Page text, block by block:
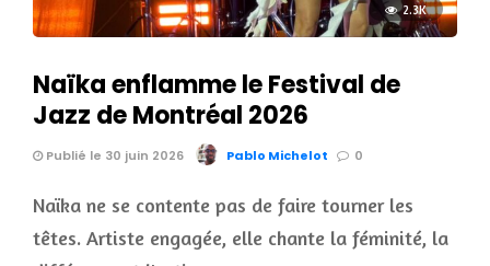
2.3K
Naïka enflamme le Festival de
Jazz de Montréal 2026
Publié le 30 juin 2026 Pablo Michelot 0
Naïka ne se contente pas de faire tourner les
têtes. Artiste engagée, elle chante la féminité, la